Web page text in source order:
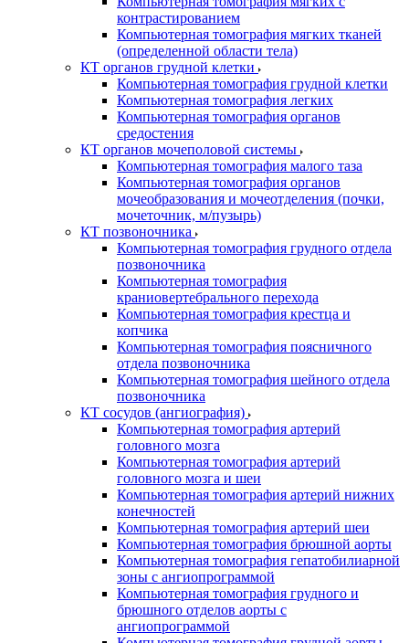
контрастированием
Компьютерная томография мягких тканей
(определенной области тела)
КТ органов грудной клетки
Компьютерная томография грудной клетки
Компьютерная томография легких
Компьютерная томография органов
средостения
КТ органов мочеполовой системы
Компьютерная томография малого таза
Компьютерная томография органов
мочеобразования и мочеотделения (почки,
мочеточник, м/пузырь)
КТ позвоночника
Компьютерная томография грудного отдела
позвоночника
Компьютерная томография
краниовертебрального перехода
Компьютерная томография крестца и
копчика
Компьютерная томография поясничного
отдела позвоночника
Компьютерная томография шейного отдела
позвоночника
КТ сосудов (ангиография)
Компьютерная томография артерий
головного мозга
Компьютерная томография артерий
головного мозга и шеи
Компьютерная томография артерий нижних
конечностей
Компьютерная томография артерий шеи
Компьютерная томография брюшной аорты
Компьютерная томография гепатобилиарной
зоны с ангиопрограммой
Компьютерная томография грудного и
брюшного отделов аорты с
ангиопрограммой